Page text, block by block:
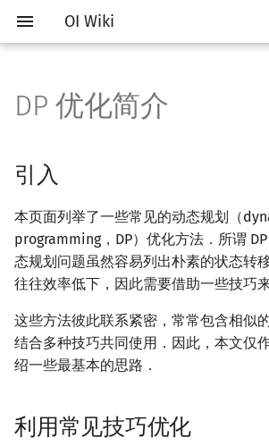
OI Wiki
始
搜
索
Getting Started
关于本项目
如何参与
OI Wiki 不是什么
格式手册
数学符号表
镜像站列表
比赛相关简介
赛事
题型
学习路线
学习资源
技巧
常见
常见
工具软件简介
代码编辑工具
VS
Atom
评测工具 Cena
CCR
命令行
命令行编译与调试
编译器
Special Judge
语言基础简介
C++ 基础
变量
运算
流程
高级
C++ 标准库 STL
bitset
string
pair
C++ 进阶
值类别
重载
引用
常量
C++ 与其他常用语言的区别
Pascal 转 C++ 急救
Java 速成
算法基础简介
复杂度
枚举
模拟
递归 & 分治
贪心
冒泡
插入
计数
基数
前缀和 & 差分
搜索部分简介
DFS（搜索）
BFS（搜索）
双向搜索
启发式搜索
A*
IDA*
引入
利用常见技巧优化
前缀和优化 DP
单调队列/单调栈优化 DP
线段树/树状数组优化 DP
CDQ 分治优化 DP
利用问题结构优化
字符串部分简介
字符串基础
标准库
字符串匹配
字符串哈希
字典树 (Trie)
Boyer–Moore 算法
数学部分简介
布尔代数
数字系统 平衡
格雷码
位操作
二进制集合操作
高精度计算
置换和排列
素数
最大
欧拉
筛法
快速
快速
快速
Chirp
容斥
斐波
错位
卡特
内积
矩阵
初等
行列
环论
域论
随机
随机
概率
零和
非公
高斯
牛顿
数据结构部分简介
栈
队列
链表
哈希表
并查集
配对堆
左偏树
块状数据结构
块状
树分块
Sqrt
李超
猫树
区间
值
Splay
WBLT
替罪
笛卡
可持
可持
可持
可持
线段
树状
分块
Euler
Top
图论部分简介
图论相关概念
图的存储
DFS（图论）
BFS（图论）
树上问题
树的
树的
最近
树链
拓扑排序
k 短路
同余
最小
割点
圆方树
点/边
最小割
费用流
上下
二分
一般
一般
稳定
计算几何部分简介
二维计算几何基础
三维计算几何基础
距离
Pick 定理
三角剖分
扫描线
杂项简介
离散化
双指针
离线算法
整体
莫队
分数规划
随机化
爬山
模拟
有限状态自动机
RMQ
并查集应用
括号序列
线段树与离线询问
DP 优化简介
引入
本页面列举了一些常见的动态规划（
programming，DP）优化方法．所谓
态规划问题虽然容易列出朴素的状态转
往往效率低下，因此需要借助一些技巧
这些方法彼此联系紧密，常常包含相似
结合多种技巧共同使用．因此，本文仅
绍一些最基本的思路．
利用常见技巧优化